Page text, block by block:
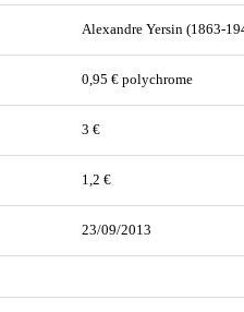
Alexandre Yersin (1863-
0,95 € polychrome
3 €
1,2 €
23/09/2013